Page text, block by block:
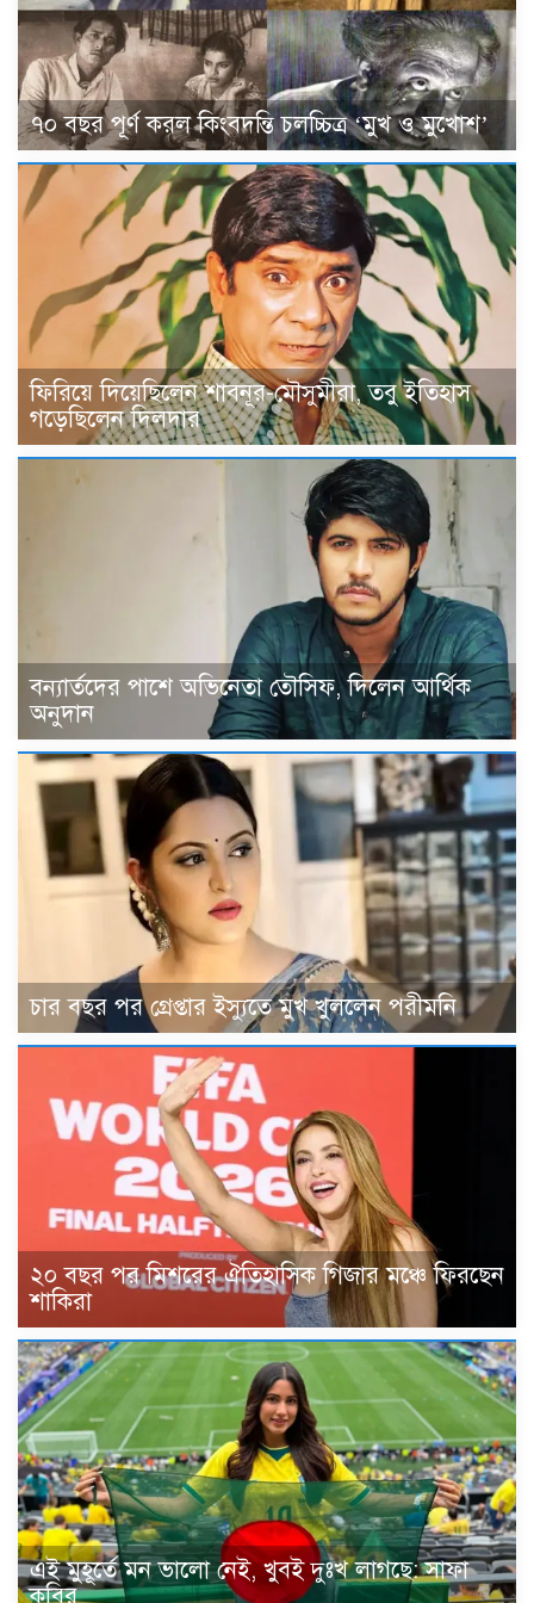
৭০ বছর পূর্ণ করল কিংবদন্তি চলচ্চিত্র ‘মুখ ও মুখোশ’
ফিরিয়ে দিয়েছিলেন শাবনূর-মৌসুমীরা, তবু ইতিহাস
গড়েছিলেন দিলদার
বন্যার্তদের পাশে অভিনেতা তৌসিফ, দিলেন আর্থিক
অনুদান
চার বছর পর গ্রেপ্তার ইস্যুতে মুখ খুললেন পরীমনি
২০ বছর পর মিশরের ঐতিহাসিক গিজার মঞ্চে ফিরছেন
শাকিরা
এই মুহূর্তে মন ভালো নেই, খুবই দুঃখ লাগছে: সাফা
কবির